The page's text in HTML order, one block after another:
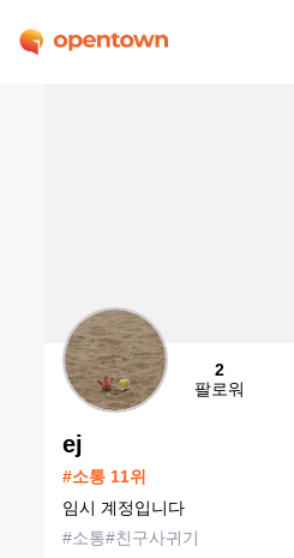
2
팔로워
ej
#소통 11위
임시 계정입니다
#소통#친구사귀기